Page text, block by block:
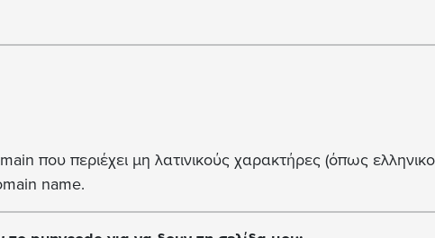
που περιέχει μη λατινικούς χαρακτήρες (όπως
name.